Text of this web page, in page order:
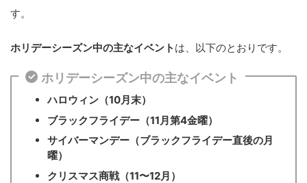
す。
ホリデーシーズン中の主なイベント は、以下のとおりです。
ホリデーシーズン中の主なイベント
ハロウィン（10月末）
ブラックフライデー（11月第4金曜）
サイバーマンデー（ブラックフライデー直後の月
曜）
クリスマス商戦（11〜12月）